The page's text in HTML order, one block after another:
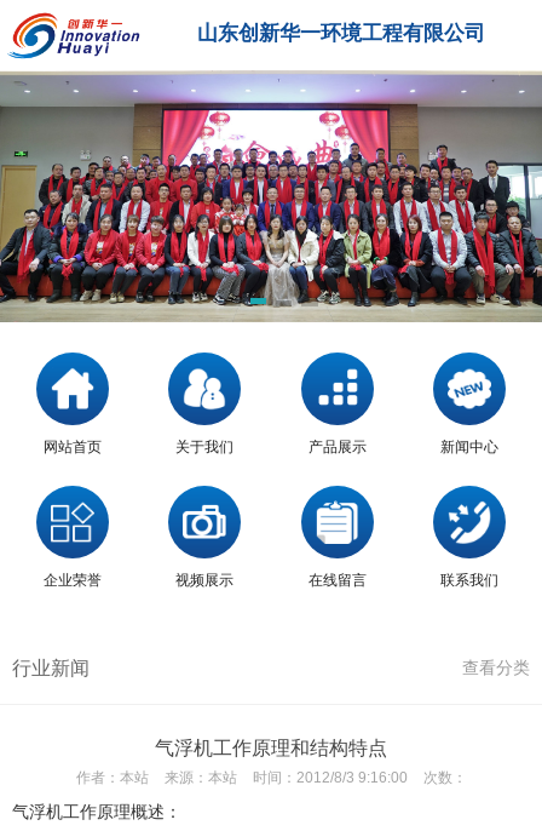
山东创新华一环境工程有限公司
网站首页 关于我们 产品展示 新闻中心
企业荣誉 视频展示 在线留言 联系我们
行业新闻 查看分类
气浮机工作原理和结构特点
作者： 本站 来源： 本站 时间： 2012/8/3 9:16:00 次数：
气浮机工作原理概述：